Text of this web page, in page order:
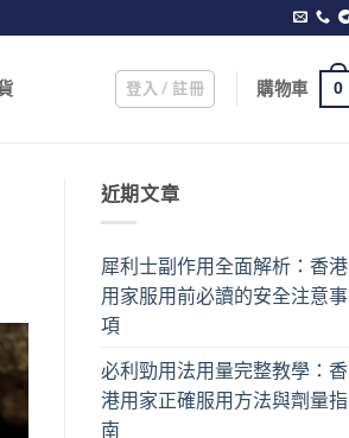
登入 / 註冊 購物車 0
近期文章
犀利士副作用全面解析：香港
用家服用前必讀的安全注意事
項
必利勁用法用量完整教學：香
港用家正確服用方法與劑量指
南